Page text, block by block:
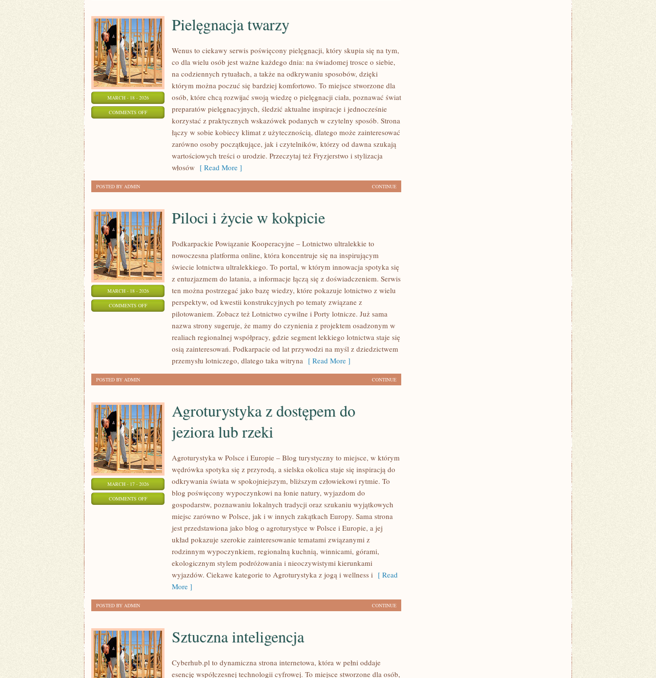
MARCH - 18 - 2026
COMMENTS OFFON
PIELĘGNACJA
Pielęgnacja twarzy
Wenus to ciekawy serwis poświęcony pielęgnacji, który skupia się na tym,
co dla wielu osób jest ważne każdego dnia: na świadomej trosce o siebie,
na codziennych rytuałach, a także na odkrywaniu sposobów, dzięki
którym można poczuć się bardziej komfortowo. To miejsce stworzone dla
osób, które chcą rozwijać swoją wiedzę o pielęgnacji ciała, poznawać świat
preparatów pielęgnacyjnych, śledzić aktualne inspiracje i jednocześnie
korzystać z praktycznych wskazówek podanych w czytelny sposób. Strona
łączy w sobie kobiecy klimat z użytecznością, dlatego może zainteresować
zarówno osoby początkujące, jak i czytelników, którzy od dawna szukają
wartościowych treści o urodzie. Przeczytaj też Fryzjerstwo i stylizacja
włosów [ Read More ]
CONTINUE
POSTED BY ADMIN
MARCH - 18 - 2026
COMMENTS OFFON
Piloci i życie w kokpicie
Podkarpackie Powiązanie Kooperacyjne – Lotnictwo ultralekkie to
nowoczesna platforma online, która koncentruje się na inspirującym
świecie lotnictwa ultralekkiego. To portal, w którym innowacja spotyka się
z entuzjazmem do latania, a informacje łączą się z doświadczeniem. Serwis
ten można postrzegać jako bazę wiedzy, które pokazuje lotnictwo z wielu
perspektyw, od kwestii konstrukcyjnych po tematy związane z
pilotowaniem. Zobacz też Lotnictwo cywilne i Porty lotnicze. Już sama
nazwa strony sugeruje, że mamy do czynienia z projektem osadzonym w
realiach regionalnej współpracy, gdzie segment lekkiego lotnictwa staje się
osią zainteresowań. Podkarpacie od lat przywodzi na myśl z dziedzictwem
przemysłu lotniczego, dlatego taka witryna [ Read More ]
CONTINUE
POSTED BY ADMIN
MARCH - 17 - 2026
COMMENTS OFFON
AGROTURYSTYKA
DOSTĘPEM
Agroturystyka z dostępem do
jeziora lub rzeki
Agroturystyka w Polsce i Europie – Blog turystyczny to miejsce, w którym
wędrówka spotyka się z przyrodą, a sielska okolica staje się inspiracją do
odkrywania świata w spokojniejszym, bliższym człowiekowi rytmie. To
blog poświęcony wypoczynkowi na łonie natury, wyjazdom do
gospodarstw, poznawaniu lokalnych tradycji oraz szukaniu wyjątkowych
miejsc zarówno w Polsce, jak i w innych zakątkach Europy. Sama strona
jest przedstawiona jako blog o agroturystyce w Polsce i Europie, a jej
układ pokazuje szerokie zainteresowanie tematami związanymi z
rodzinnym wypoczynkiem, regionalną kuchnią, winnicami, górami,
ekologicznym stylem podróżowania i nieoczywistymi kierunkami
wyjazdów. Ciekawe kategorie to Agroturystyka z jogą i wellness i [ Read
More ]
CONTINUE
POSTED BY ADMIN
Sztuczna inteligencja
Cyberhub.pl to dynamiczna strona internetowa, która w pełni oddaje
esencję współczesnej technologii cyfrowej. To miejsce stworzone dla osób,